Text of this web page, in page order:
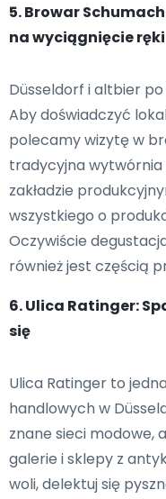
5. Browar
na wyciągnięcie ręki
Düsseldorf i altbier
Aby doświadczyć
polecamy wizytę w
tradycyjna wytwórnia
zakładzie
wszystkiego o
Oczywiście
również jest częścią
6. Ulica Ratinger:
się
Ulica Ratinger to
handlowych w
znane sieci modowe,
galerie i sklepy z
woli, delektuj się